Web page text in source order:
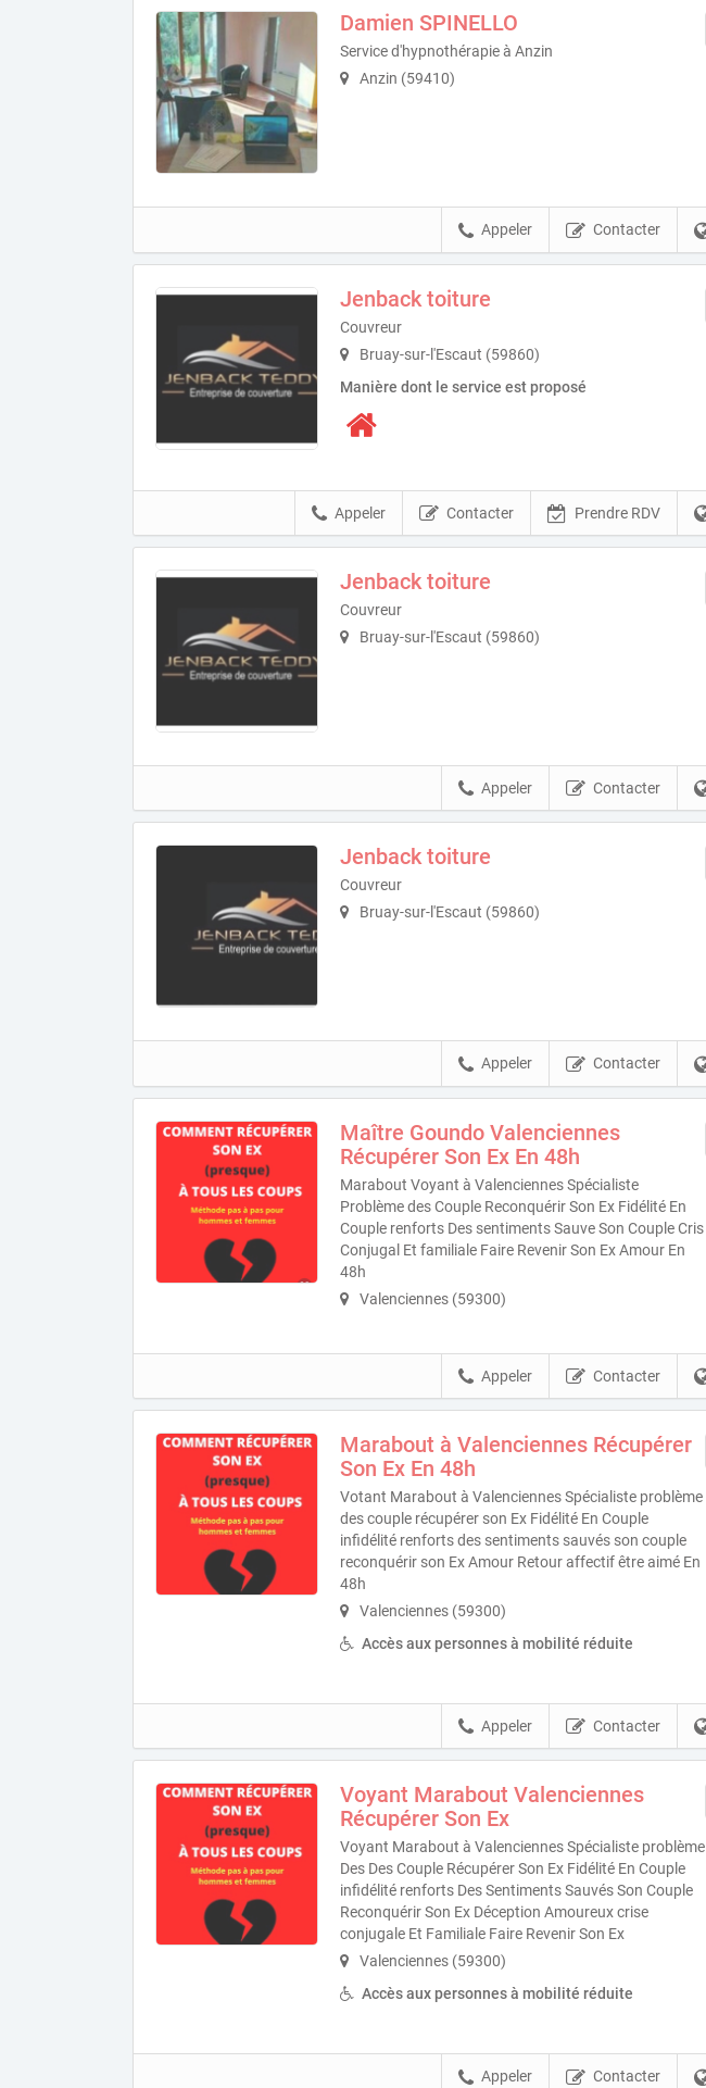
Damien SPINELLO
Service d'hypnothérapie à Anzin
Anzin (59410)
Contacter
Appeler
Jenback toiture
Couvreur
Bruay-sur-l'Escaut (59860)
Manière dont le service est proposé
Prendre RDV
Contacter
Appeler
Jenback toiture
Couvreur
Bruay-sur-l'Escaut (59860)
Contacter
Appeler
Jenback toiture
Couvreur
Bruay-sur-l'Escaut (59860)
Contacter
Appeler
Maître Goundo Valenciennes
Récupérer Son Ex En 48h
Marabout Voyant à Valenciennes Spécialiste
Problème des Couple Reconquérir Son Ex Fidélité En
Couple renforts Des sentiments Sauve Son Couple Cris
Conjugal Et familiale Faire Revenir Son Ex Amour En
48h
Valenciennes (59300)
Contacter
Appeler
Marabout à Valenciennes Récupérer
Son Ex En 48h
Votant Marabout à Valenciennes Spécialiste problème
des couple récupérer son Ex Fidélité En Couple
infidélité renforts des sentiments sauvés son couple
reconquérir son Ex Amour Retour affectif être aimé En
48h
Valenciennes (59300)
Accès aux personnes à mobilité réduite
Contacter
Appeler
Voyant Marabout Valenciennes
Récupérer Son Ex
Voyant Marabout à Valenciennes Spécialiste problème
Des Des Couple Récupérer Son Ex Fidélité En Couple
infidélité renforts Des Sentiments Sauvés Son Couple
Reconquérir Son Ex Déception Amoureux crise
conjugale Et Familiale Faire Revenir Son Ex
Valenciennes (59300)
Accès aux personnes à mobilité réduite
Contacter
Appeler